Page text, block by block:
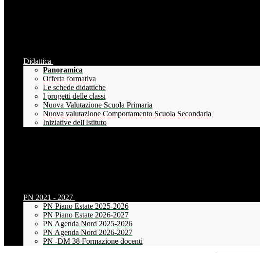
Didattica
Panoramica
Offerta formativa
Le schede didattiche
I progetti delle classi
Nuova Valutazione Scuola Primaria
Nuova valutazione Comportamento Scuola Secondaria
Iniziative dell'Istituto
PN 2021 - 2027
PN Piano Estate 2025-2026
PN Piano Estate 2026-2027
PN Agenda Nord 2025-2026
PN Agenda Nord 2026-2027
PN -DM 38 Formazione docenti